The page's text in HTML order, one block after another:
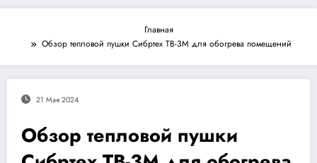
Главная
Обзор тепловой пушки Сибртех ТВ-3М для обогрева помещений
21 Мая 2024
Обзор тепловой пушки